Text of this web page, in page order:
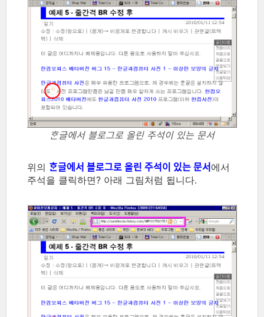
ᄒᆞᆫ글에서 블로그로 올린 주석이 있는 문서
위의 ᄒᆞᆫ글에서 블로그로 올린 주석이 있는 문서 에서
주석을 클릭하면? 아래 그림처럼 됩니다.